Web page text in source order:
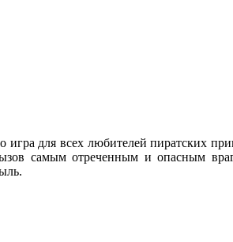
игра для всех любителей пиратских
самым отреченным и опасным